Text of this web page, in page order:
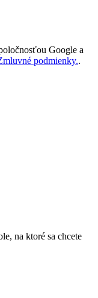
Google a
podmienky..
na ktoré sa chcete